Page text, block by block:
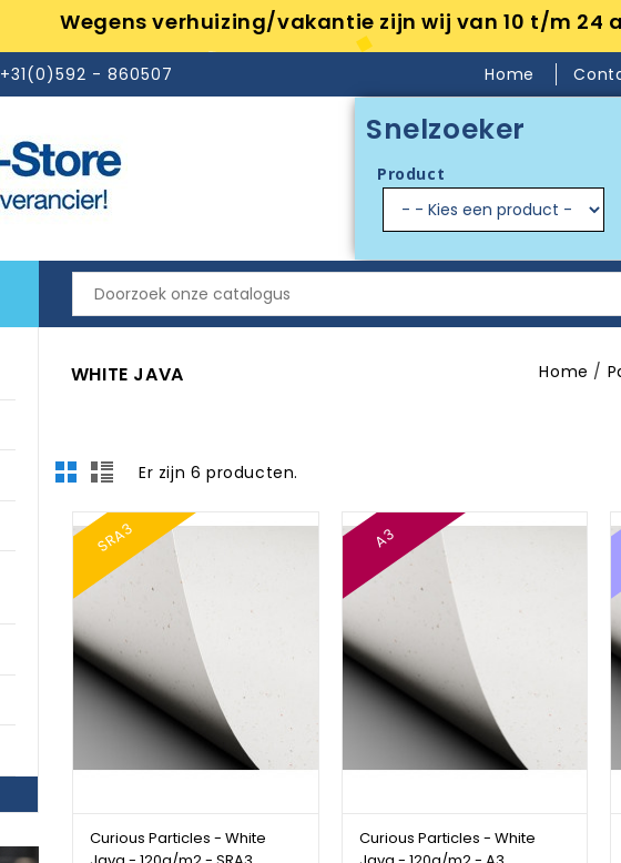
Wegens verhuizing/vakantie zijn wij van 10 t/m 24
+31(0)592 - 860507 Home
Snelzoeker
Product
WHITE JAVA Home
Er zijn 6 producten.
SRA3
Curious Particles - White
A3
Curious Particles - White